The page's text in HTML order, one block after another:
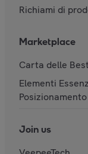
Richiami di
Marketplace
Carta delle
Elementi
Posizionamento
Join us